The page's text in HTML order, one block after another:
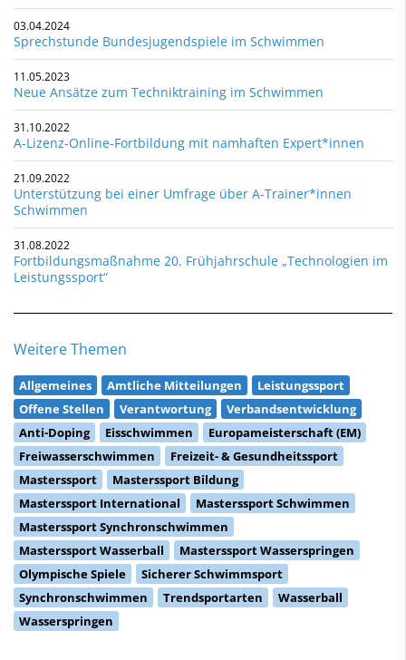
03.04.2024
Sprechstunde Bundesjugendspiele im Schwimmen
11.05.2023
Neue Ansätze zum Techniktraining im Schwimmen
31.10.2022
A-Lizenz-Online-Fortbildung mit namhaften Expert*innen
21.09.2022
Unterstützung bei einer Umfrage über A-Trainer*innen
Schwimmen
31.08.2022
Fortbildungsmaßnahme 20. Frühjahrschule „Technologien im
Leistungssport“
Weitere Themen
Allgemeines Amtliche Mitteilungen
Leistungssport
Offene Stellen
Verantwortung
Verbandsentwicklung
Anti-Doping
Eisschwimmen
Europameisterschaft (EM)
Freiwasserschwimmen
Freizeit- & Gesundheitssport
Masterssport
Masterssport Bildung
Masterssport International
Masterssport Schwimmen
Masterssport Synchronschwimmen
Masterssport Wasserball
Masterssport Wasserspringen
Olympische Spiele
Sicherer Schwimmsport
Synchronschwimmen
Trendsportarten
Wasserball
Wasserspringen